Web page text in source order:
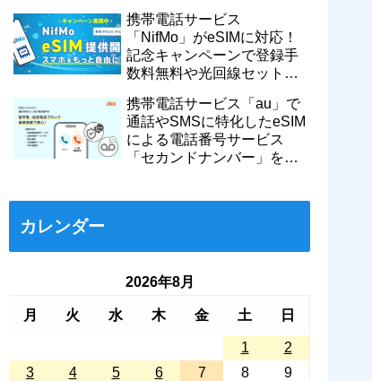
など
携帯電話サービス
「NifMo」がeSIMに対応！
記念キャンペーンで登録手
数料無料や光回線セットで
770円割引に
携帯電話サービス「au」で
通話やSMSに特化したeSIM
による電話番号サービス
「セカンドナンバー」を提
カレンダー
2026年8月
月 火 水 木 金 土 日
1
2
3
4 5 6 7 8 9